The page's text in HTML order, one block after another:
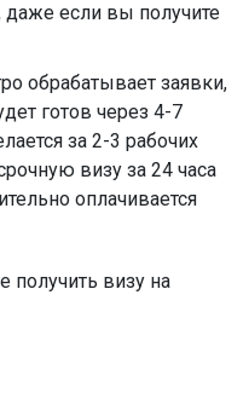
если вы получите
обрабатывает заявки,
готов через 4-7
за 2-3 рабочих
визу за 24 часа
оплачивается
получить визу на